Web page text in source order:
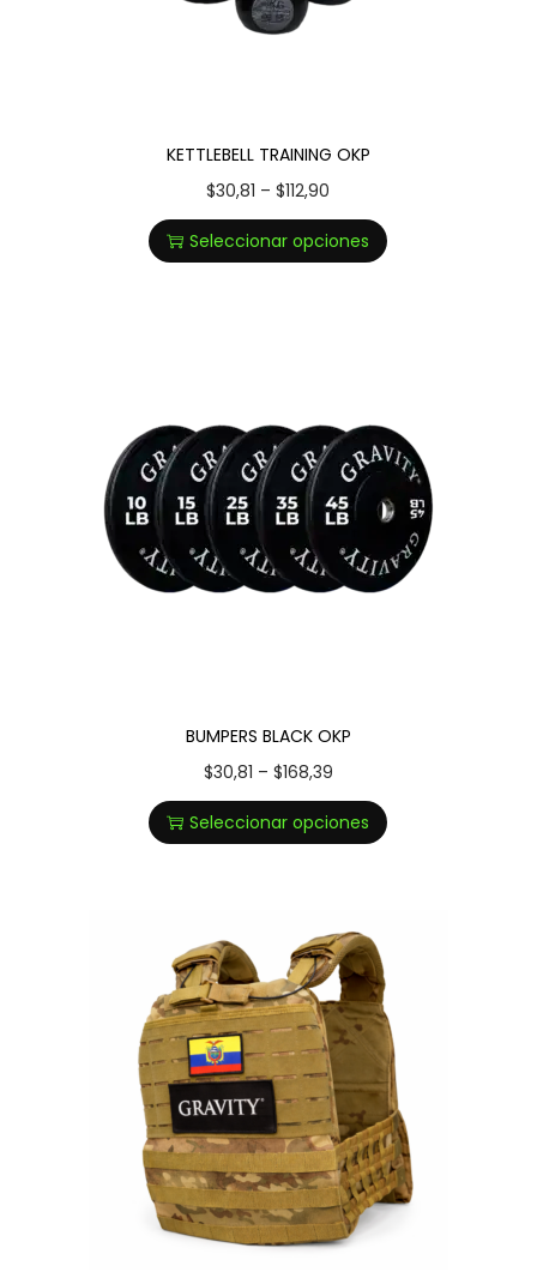
KETTLEBELL TRAINING OKP
$30,81 – $112,90
Seleccionar opciones
BUMPERS BLACK OKP
$30,81 – $168,39
Seleccionar opciones